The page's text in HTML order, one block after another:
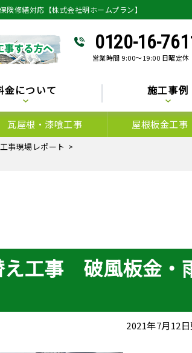
修繕対応【株式会社明ホームプラン】
0120-16-
営業時間 9:00～19:00 日曜定休
金について 施工事例
瓦屋根・漆喰工事 屋根板金工事
事現場レポート >
工事 破風板金・
2021年7月12